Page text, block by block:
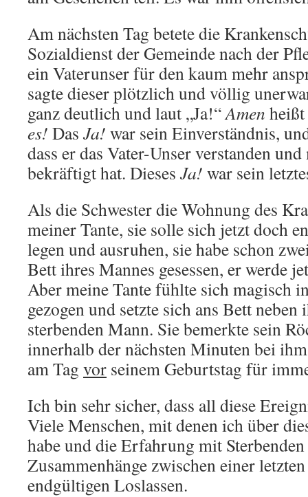
Am nächsten Tag betete die
Sozialdienst der Gemeinde nach der
ein Vaterunser für den kaum mehr
sagte dieser plötzlich und völlig
ganz deutlich und laut „Ja!“Amen
es! Das Ja! war sein Einverständnis,
dass er das Vater-Unser verstanden
bekräftigt hat. Dieses Ja! war sein
Als die Schwester die Wohnung des
meiner Tante, sie solle sich jetzt doch
legen und ausruhen, sie habe schon
Bett ihres Mannes gesessen, er werde
Aber meine Tante fühlte sich magisch
gezogen und setzte sich ans Bett
sterbenden Mann. Sie bemerkte sein
innerhalb der nächsten Minuten bei
am Tag vor seinem Geburtstag für
Ich bin sehr sicher, dass all diese
Viele Menschen, mit denen ich über
habe und die Erfahrung mit
Zusammenhänge zwischen einer
endgültigen Loslassen.